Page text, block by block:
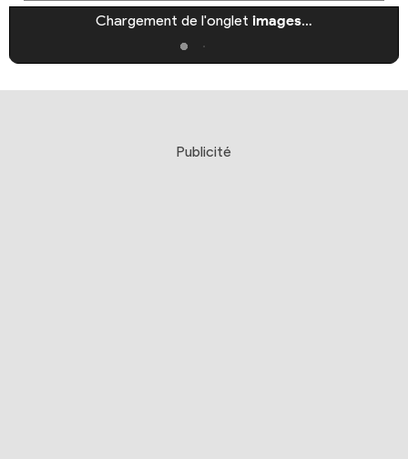
Chargement de l'onglet images…
Publicité